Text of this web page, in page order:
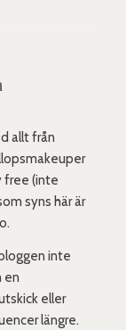
allt från
free (inte
syns här är
inte
en
eller
längre.